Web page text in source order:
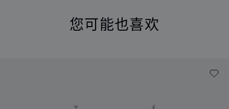
您可能也喜欢